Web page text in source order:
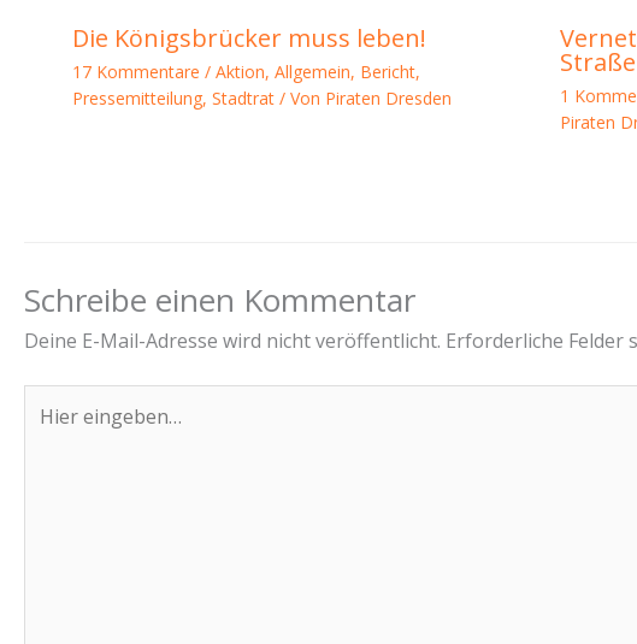
Die Königsbrücker muss leben!
17 Kommentare / Aktion, Allgemein, Bericht,
Pressemitteilung, Stadtrat / Von Piraten Dresden 1
Piraten
Schreibe einen Kommentar
Deine E-Mail-Adresse wird nicht veröffentlicht. Erforderliche Felder
eingeben…